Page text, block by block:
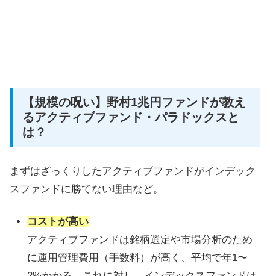
【規模の呪い】野村1兆円ファンドが教え
るアクティブファンド・パラドックスと
は？
まずはざっくりしたアクティブファンドがインデック
スファンドに勝てない理由など。
コストが高い
アクティブファンドは銘柄選定や市場分析のため
に運用管理費用（手数料）が高く、平均で年1〜